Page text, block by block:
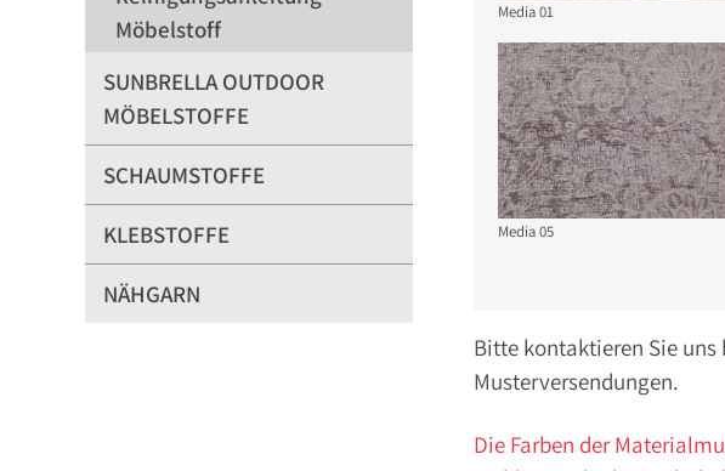
Media 01
Media 05
Bitte kontaktieren Sie
Musterversendungen.
Die Farben der
Möbelstoff
SUNBRELLA OUTDOOR
MÖBELSTOFFE
SCHAUMSTOFFE
KLEBSTOFFE
NÄHGARN